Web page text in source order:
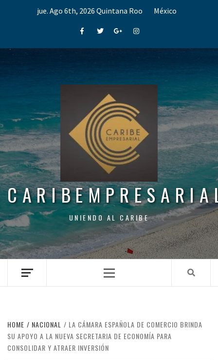
jue. Ago 6th, 2026 Quintana Roo México
FacebookTwitterGoogle+Instagram
UNIENDO AL CARIBE
Menu
HOME NACIONAL
LA CÁMARA ESPAÑOLA DE COMERCIO BRINDA
SU APOYO A LA NUEVA SECRETARIA DE ECONOMÍA PARA
CONSOLIDAR Y ATRAER INVERSIÓN